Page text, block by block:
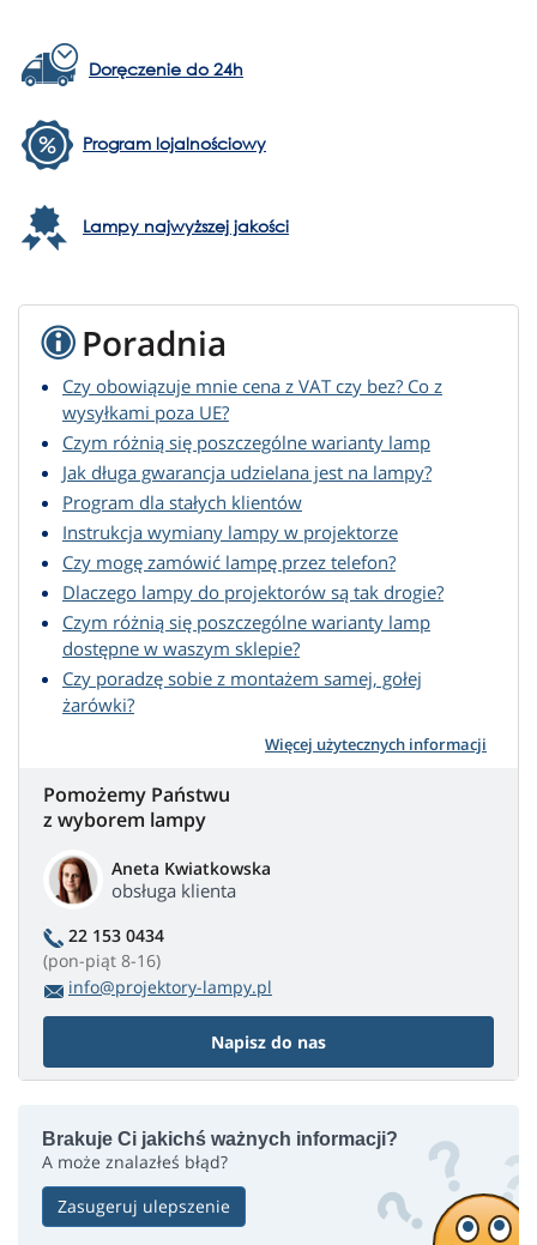
Doręczenie do 24h
Program lojalnościowy
Lampy najwyższej jakości
Poradnia
Czy obowiązuje mnie cena z VAT czy bez? Co z
wysyłkami poza UE?
Czym różnią się poszczególne warianty lamp
Jak długa gwarancja udzielana jest na lampy?
Program dla stałych klientów
Instrukcja wymiany lampy w projektorze
Czy mogę zamówić lampę przez telefon?
Dlaczego lampy do projektorów są tak drogie?
Czym różnią się poszczególne warianty lamp
dostępne w waszym sklepie?
Czy poradzę sobie z montażem samej, gołej
żarówki?
Więcej użytecznych informacji
Pomożemy Państwu
z wyborem lampy
Aneta Kwiatkowska
obsługa klienta
22 153 0434
(pon-piąt 8-16)
info@projektory-lampy.pl
Napisz do nas
Brakuje Ci jakichś ważnych informacji?
A może znalazłeś błąd?
Zasugeruj ulepszenie